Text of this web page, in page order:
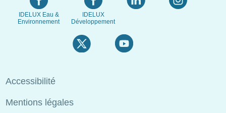
IDELUX Eau &
Environnement
IDELUX
Développement
Menu
de
Accessibilité
Mentions légales